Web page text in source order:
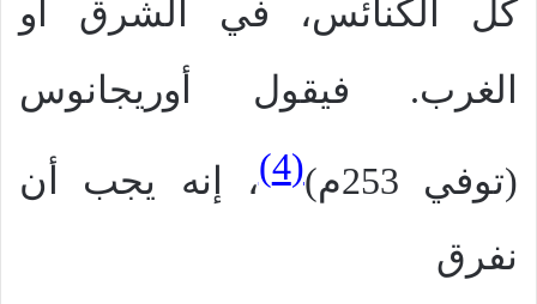
كل الكنائس، في الشرق أو
الغرب. فيقول أوريجانوس
(توفي 253م) (4)
، إنه يجب أن
نفرق